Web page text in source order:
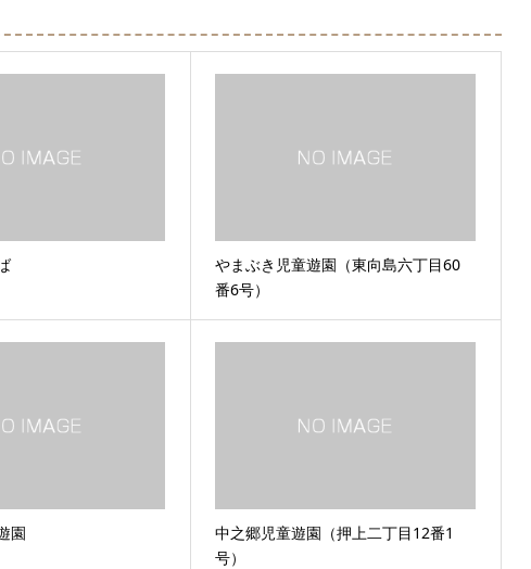
やまぶき児童遊園（東向島六丁目60
番6号）
園
中之郷児童遊園（押上二丁目12番1
号）